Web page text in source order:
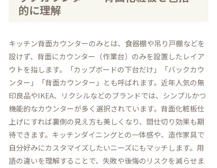
的に理解
キッチン背面カウンターのみとは、食器棚や吊り戸棚などを
設けず、背面にカウンター（作業台）のみを設置したレイア
ウトを指します。「カップボードの下台だけ」「バックカウ
ンター」「背面カウンター」とも呼ばれます。近年人気の無
印良品やIKEA、リクシルなどのブランドでは、シンプルかつ
機能的なカウンターが多く選択されています。背面化粧板仕
上げにすれば裏側の見え方も美しくなり、間仕切り効果も期
待できます。キッチンダイニングとの一体感や、造作家具で
自分好みにカスタマイズしたいニーズにもマッチします。用
語の違いを理解することで、失敗や後悔のリスクを減らせま